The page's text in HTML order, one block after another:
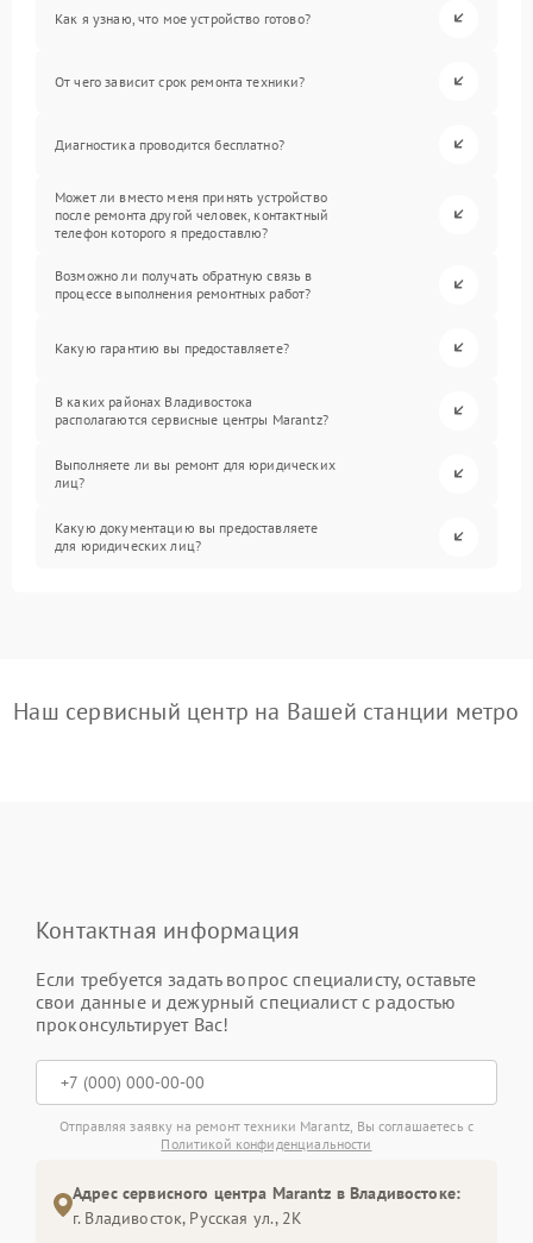
Как я узнаю, что мое устройство готово?
От чего зависит срок ремонта техники?
Диагностика проводится бесплатно?
Может ли вместо меня принять устройство
после ремонта другой человек, контактный
телефон которого я предоставлю?
Возможно ли получать обратную связь в
процессе выполнения ремонтных работ?
Какую гарантию вы предоставляете?
В каких районах Владивостока
располагаются сервисные центры Marantz?
Выполняете ли вы ремонт для юридических
лиц?
Какую документацию вы предоставляете
для юридических лиц?
Наш сервисный центр на Вашей станции метро
Контактная информация
Если требуется задать вопрос специалисту, оставьте
свои данные и дежурный специалист с радостью
проконсультирует Вас!
Отправляя заявку на ремонт техники Marantz, Вы соглашаетесь с
Политикой конфиденциальности
Адрес сервисного центра Marantz в Владивостоке:
г. Владивосток, Русская ул., 2К